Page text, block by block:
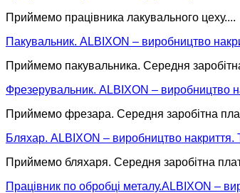
Приймемо працівника лакувального цеху....
Пакувальник. ALBIXON – виробництво
Приймемо пакувальника. Середня
Фрезерувальник. ALBIXON – виробництво
Приймемо фрезара. Середня заробітна
Бляхар. ALBIXON – виробництво накриття.
Приймемо бляхаря. Середня заробітна
Працівник по обробці металу.ALBIXON –